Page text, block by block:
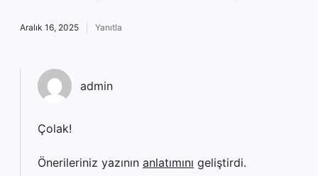
Aralık 16, 2025 Yanıtla
admin
Çolak!
Önerileriniz yazının anlatımını geliştirdi.